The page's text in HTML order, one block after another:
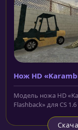
Нож HD
Flashback»
Модель ножа HD
Flashback» для CS